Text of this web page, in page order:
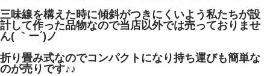
三味線を構えた時に傾斜がつきにくいよう私たちが設
計して作った品物なので当店以外では売っておりませ
ん( ｀ー´)ノ
折り畳み式なのでコンパクトになり持ち運びも簡単な
のが売りです♪♪